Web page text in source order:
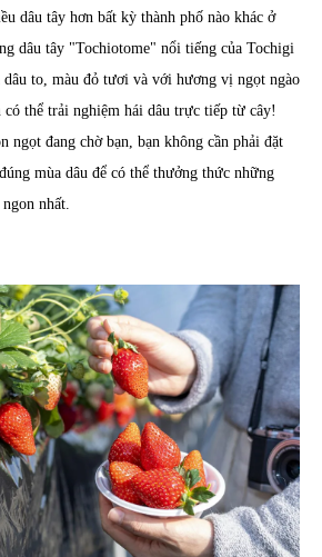
dâu tây hơn bất kỳ thành phố nào khác ở
dâu tây "Tochiotome" nổi tiếng của Tochigi
to, màu đỏ tươi và với hương vị ngọt ngào
thể trải nghiệm hái dâu trực tiếp từ cây!
ngọt đang chờ bạn, bạn không cần phải đặt
mùa dâu để có thể thưởng thức những
nhất.